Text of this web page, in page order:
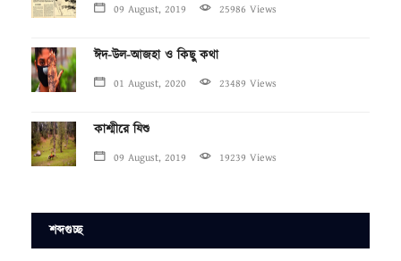
09 August, 2019 25986 Views
ঈদ-উল-আজহা ও কিছু কথা
01 August, 2020 23489 Views
কাশ্মীরে যিশু
09 August, 2019 19239 Views
শব্দগুচ্ছ